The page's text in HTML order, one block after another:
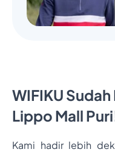
WIFIKU
Lippo Mall
Kami hadir lebih